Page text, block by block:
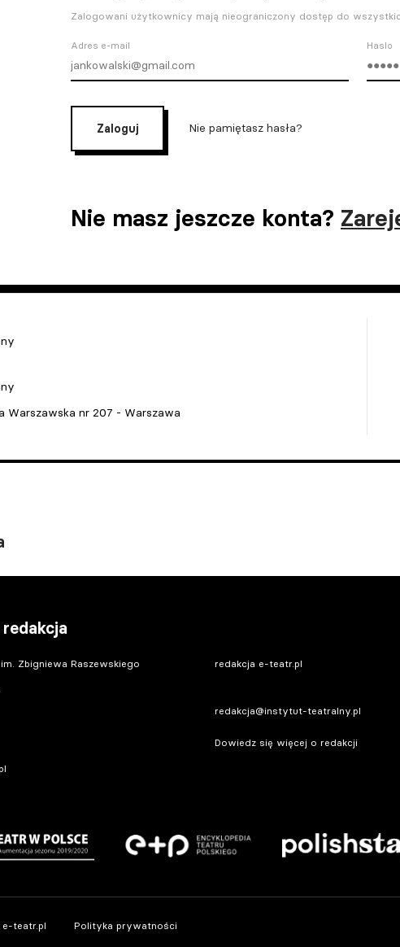
Zalogowani użytkownicy mają nieograniczony dostęp do
Adres e-mail Haslo
Zaloguj Nie pamiętasz hasła?
Nie masz jeszcze konta?
Warszawska nr 207 - Warszawa
Zbigniewa Raszewskiego
redakcja e-teatr.pl
redakcja@instytut-teatralny.pl
Dowiedz się więcej o redakcji
teatr.pl Polityka prywatności